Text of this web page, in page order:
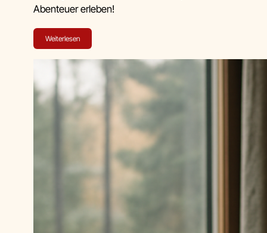
Abenteuer erleben!
Weiterlesen